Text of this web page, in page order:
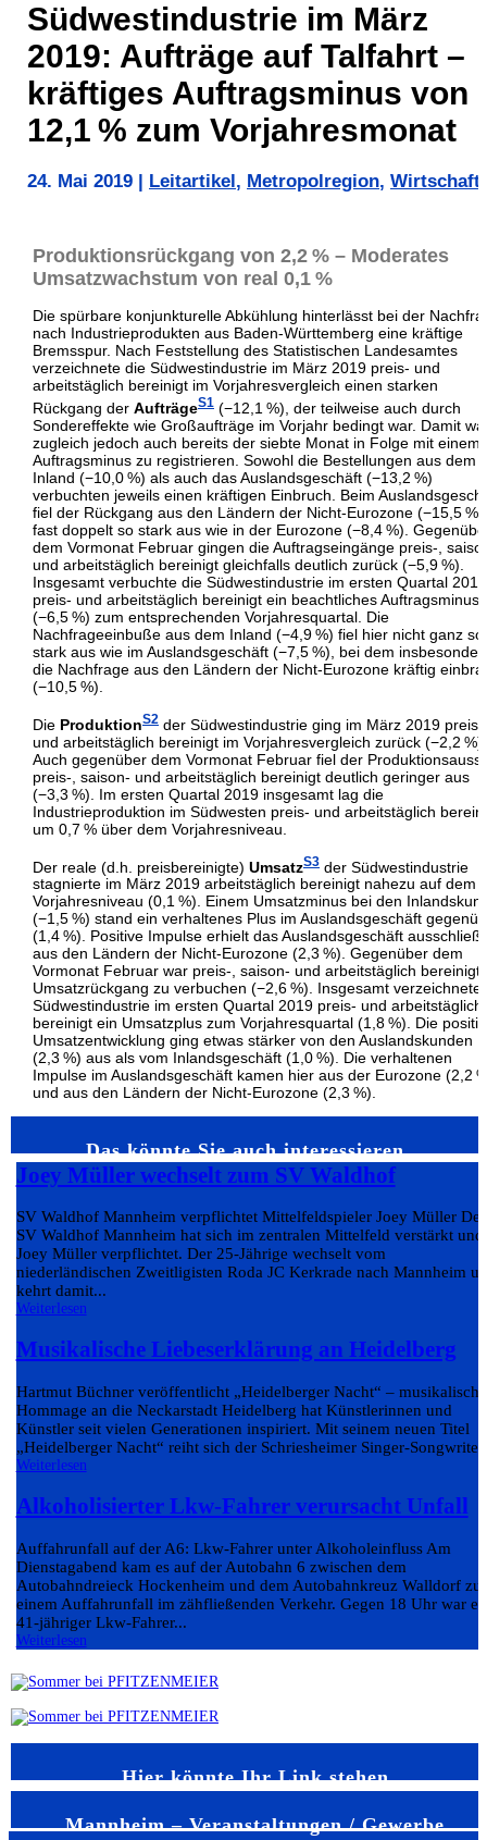
Südwestindustrie im März
2019: Aufträge auf Talfahrt –
kräftiges Auftragsminus von
12,1 % zum Vorjahresmonat
24. Mai 2019 Leitartikel , Metropolregion, Wirtschaft
Produktionsrückgang von 2,2 % – Moderates
Umsatzwachstum von real 0,1 %
Die spürbare konjunkturelle Abkühlung hinterlässt bei der
nach Industrieprodukten aus Baden-Württemberg eine kräftige
Bremsspur. Nach Feststellung des Statistischen Landesamtes
verzeichnete die Südwestindustrie im März 2019 preis- und
arbeitstäglich bereinigt im Vorjahresvergleich einen starken
Rückgang der AufträgeS1 (−12,1 %), der teilweise auch durch
Sondereffekte wie Großaufträge im Vorjahr bedingt war. Damit
zugleich jedoch auch bereits der siebte Monat in Folge mit einem
Auftragsminus zu registrieren. Sowohl die Bestellungen aus dem
Inland (−10,0 %) als auch das Auslandsgeschäft (−13,2 %)
verbuchten jeweils einen kräftigen Einbruch. Beim
fiel der Rückgang aus den Ländern der Nicht-Eurozone (−15,5 %)
fast doppelt so stark aus wie in der Eurozone (−8,4 %).
dem Vormonat Februar gingen die Auftragseingänge preis-,
und arbeitstäglich bereinigt gleichfalls deutlich zurück (−5,9 %).
Insgesamt verbuchte die Südwestindustrie im ersten Quartal 2019
preis- und arbeitstäglich bereinigt ein beachtliches Auftragsminus
(−6,5 %) zum entsprechenden Vorjahresquartal. Die
Nachfrageeinbuße aus dem Inland (−4,9 %) fiel hier nicht ganz so
stark aus wie im Auslandsgeschäft (−7,5 %), bei dem
die Nachfrage aus den Ländern der Nicht-Eurozone kräftig
(−10,5 %).
Die ProduktionS2 der Südwestindustrie ging im März 2019 preis-
und arbeitstäglich bereinigt im Vorjahresvergleich zurück (−2,2 %).
Auch gegenüber dem Vormonat Februar fiel der
preis-, saison- und arbeitstäglich bereinigt deutlich geringer aus
(−3,3 %). Im ersten Quartal 2019 insgesamt lag die
Industrieproduktion im Südwesten preis- und arbeitstäglich
um 0,7 % über dem Vorjahresniveau.
Der reale (d.h. preisbereinigte) UmsatzS3 der Südwestindustrie
stagnierte im März 2019 arbeitstäglich bereinigt nahezu auf dem
Vorjahresniveau (0,1 %). Einem Umsatzminus bei den
(−1,5 %) stand ein verhaltenes Plus im Auslandsgeschäft
(1,4 %). Positive Impulse erhielt das Auslandsgeschäft
aus den Ländern der Nicht-Eurozone (2,3 %). Gegenüber dem
Vormonat Februar war preis-, saison- und arbeitstäglich bereinigt
Umsatzrückgang zu verbuchen (−2,6 %). Insgesamt verzeichnete
Südwestindustrie im ersten Quartal 2019 preis- und arbeitstäglich
bereinigt ein Umsatzplus zum Vorjahresquartal (1,8 %). Die
Umsatzentwicklung ging etwas stärker von den Auslandskunden
(2,3 %) aus als vom Inlandsgeschäft (1,0 %). Die verhaltenen
Impulse im Auslandsgeschäft kamen hier aus der Eurozone (2,2
und aus den Ländern der Nicht-Eurozone (2,3 %).
Das könnte Sie auch interessieren…
Joey Müller wechselt zum SV Waldhof
SV Waldhof Mannheim verpflichtet Mittelfeldspieler Joey Müller Der
SV Waldhof Mannheim hat sich im zentralen Mittelfeld verstärkt und
Joey Müller verpflichtet. Der 25-Jährige wechselt vom
niederländischen Zweitligisten Roda JC Kerkrade nach Mannheim
kehrt damit...
Weiterlesen
Musikalische Liebeserklärung an Heidelberg
Hartmut Büchner veröffentlicht „Heidelberger Nacht“ – musikalische
Hommage an die Neckarstadt Heidelberg hat Künstlerinnen und
Künstler seit vielen Generationen inspiriert. Mit seinem neuen Titel
„Heidelberger Nacht“ reiht sich der Schriesheimer Singer-
Weiterlesen
Alkoholisierter Lkw-Fahrer verursacht Unfall
Auffahrunfall auf der A6: Lkw-Fahrer unter Alkoholeinfluss Am
Dienstagabend kam es auf der Autobahn 6 zwischen dem
Autobahndreieck Hockenheim und dem Autobahnkreuz Walldorf zu
einem Auffahrunfall im zähfließenden Verkehr. Gegen 18 Uhr war
41-jähriger Lkw-Fahrer...
Weiterlesen
Hier könnte Ihr Link stehen
Mannheim – Veranstaltungen / Gewerbe